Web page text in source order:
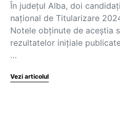
În județul Alba, doi
național de Titularizare
Notele obținute de aceștia
rezultatelor inițiale
…
Vezi articolul